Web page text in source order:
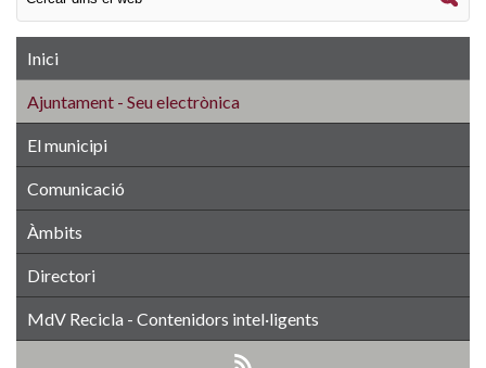
Inici
Ajuntament - Seu electrònica
El municipi
Comunicació
Àmbits
Directori
MdV Recicla - Contenidors intel·ligents